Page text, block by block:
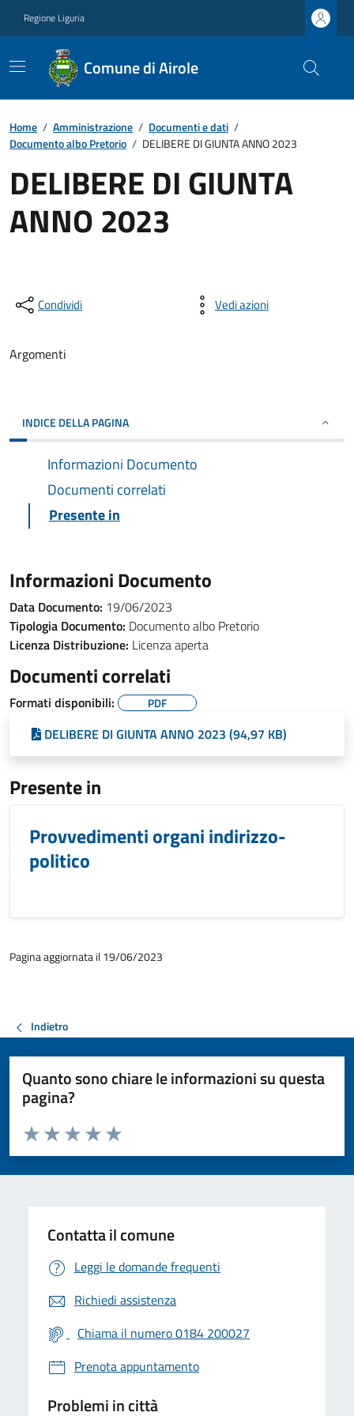
Regione Liguria
Comune di Airole
Home / Amministrazione / Documenti e dati /
Documento albo Pretorio / DELIBERE DI GIUNTA ANNO 2023
DELIBERE DI GIUNTA
ANNO 2023
Condividi Vedi azioni
Argomenti
INDICE DELLA PAGINA
Informazioni Documento
Documenti correlati
Presente in
Informazioni Documento
Data Documento: 19/06/2023
Tipologia Documento: Documento albo Pretorio
Licenza Distribuzione: Licenza aperta
Documenti correlati
Formati disponibili: PDF
DELIBERE DI GIUNTA ANNO 2023 (94,97 KB)
Presente in
Provvedimenti organi indirizzo-
politico
Pagina aggiornata il 19/06/2023
Indietro
Quanto sono chiare le informazioni su questa
pagina?
Valuta da 1 a 5 stelle la pagina
Valuta 5 stelle su 5
Valuta 4 stelle su 5
Valuta 3 stelle su 5
Valuta 2 stelle su 5
Valuta 1 stelle su 5
Contatta il comune
Leggi le domande frequenti
Richiedi assistenza
Chiama il numero 0184 200027
Prenota appuntamento
Problemi in città